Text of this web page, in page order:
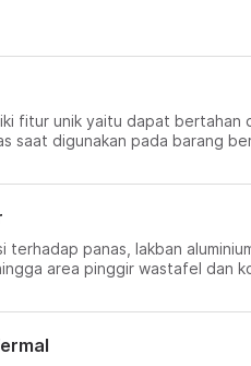
fitur unik yaitu dapat
saat digunakan pada barang
terhadap panas, lakban
area pinggir wastafel dan